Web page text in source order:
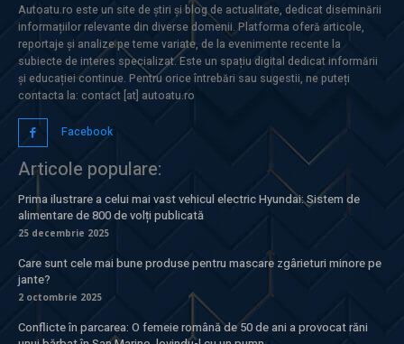
Autoatu.ro este un site de știri și blog de actualitate, dedicat diseminării
informațiilor relevante din diverse domenii. Platforma oferă articole,
reportaje și analize pe teme variate, de la evenimente recente la
subiecte de interes specializat. Este un spațiu digital dedicat informării
și educației continue. Pentru orice întrebări sau sugestii, ne puteți
contacta la: contact [at] autoatu.ro
Facebook
Articole populare:
Prima ilustrare a celui mai vast vehicul electric Hyundai: Sistem de
alimentare de 800 de volți publicată
25 decembrie 2025
Care sunt cele mai bune produse pentru mascare zgârieturi minore pe
jante?
2 octombrie 2025
Conflicte în parcarea: O femeie română de 50 de ani a provocat răni